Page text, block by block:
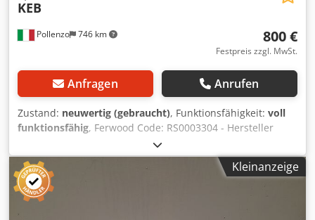
Pollenzo 746 km
KEB
800 €
Festpreis zzgl. MwSt.
Anfragen Anrufen
Zustand: neuwertig (gebraucht), Funktionsfähigkeit: voll
funktionsfähig, Ferwood Code: RS0003304 - Hersteller
Code: 4-008-39-1115 - Zustand: Wie neu
(Ausstellungsstück) - Funktionalität: Voll funktionsfähig -
Bei Interesse bieten wir einen Überholungsservice an,
bitte kontaktieren Sie uns. Dcsdpfx Aewp Nfhskaek
Kleinanzeige